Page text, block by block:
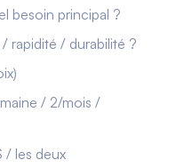
besoin principal ?
rapidité / durabilité ?
/ 2/mois /
/ les deux